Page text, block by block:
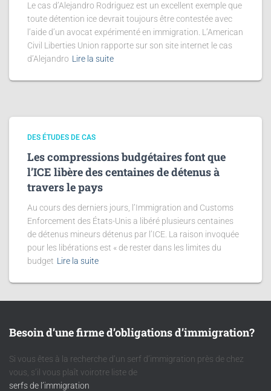
Le cas d’Alejandro Rodriguez est un excellent exemple que
toute détention ice devrait toujours être contestée avec
l’aide d’un avocat expérimenté en immigration. L’American
Civil Liberties Union rapporte sur son site internet le cas
d’Alejandro Lire la suite
DES ÉTUDES DE CAS
Les compressions budgétaires font que
l’ICE libère des centaines de détenus à
travers le pays
Au cours des derniers jours, l’Immigration and Customs
Enforcement des États-Unis a libéré plusieurs centaines
de détenus mineurs détenus par l’ICE. La raison invoquée
pour les libérations est « de rester dans les limites du
budget Lire la suite
Besoin d’une firme d’obligations d’immigration?
Si vous êtes à la recherche d’un serf d’immigration près de chez
vous, s’il vous plaît voirotre liste de
serfs de l’immigration